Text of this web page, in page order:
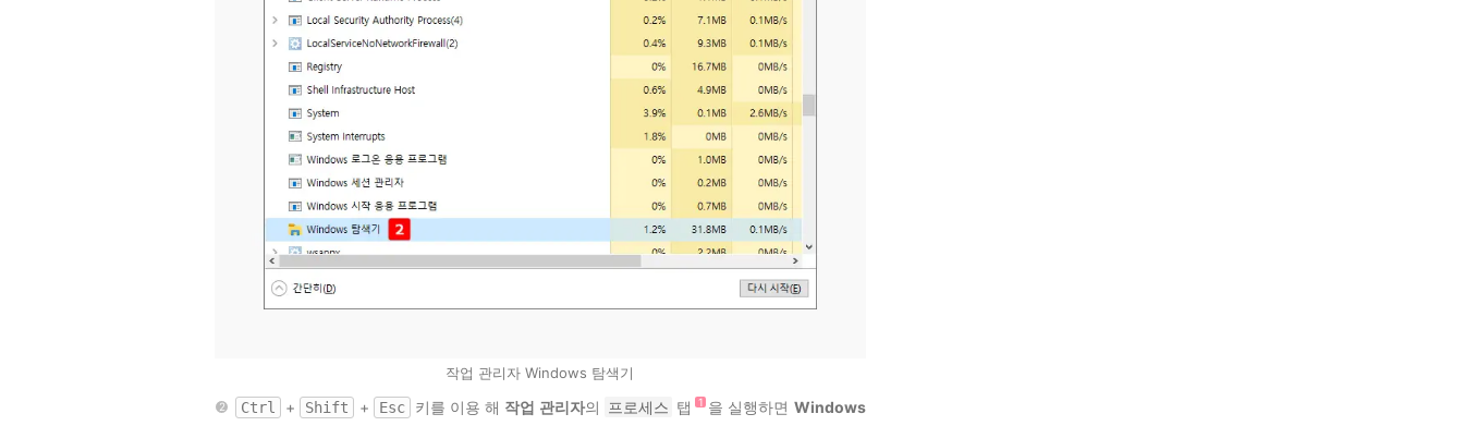
작업 관리자 Windows 탐색기
Ctrl
+ Shift + Esc 키를 이용 해 작업 관리자의 프로세스 탭 을 실행하면 Windows